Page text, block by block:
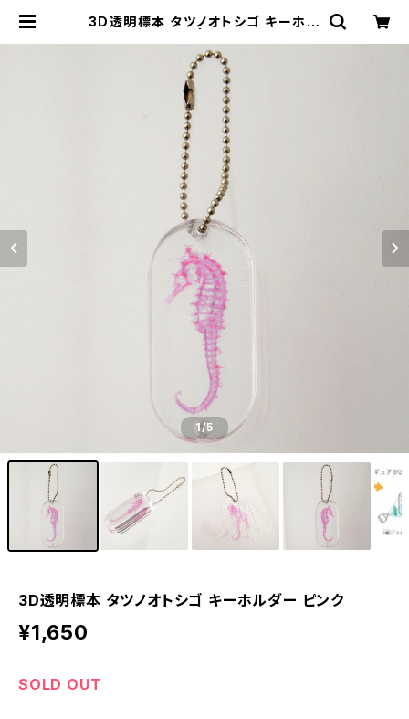
3D透明標本 タツノオトシゴ キーホル
1/5
3D透明標本 タツノオトシゴ キーホルダー ピンク
¥1,650
SOLD OUT